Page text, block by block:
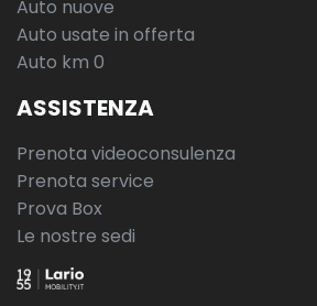
Auto nuove
Auto usate in offerta
Auto km 0
ASSISTENZA
Prenota videoconsulenza
Prenota service
Prova Box
Le nostre sedi